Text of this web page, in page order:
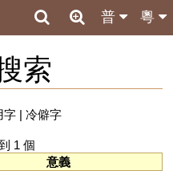
粵
普
索
字| 冷僻字
1 個
意義